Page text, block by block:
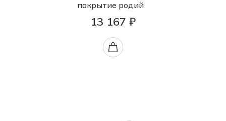
покрытие родий
13 167 ₽